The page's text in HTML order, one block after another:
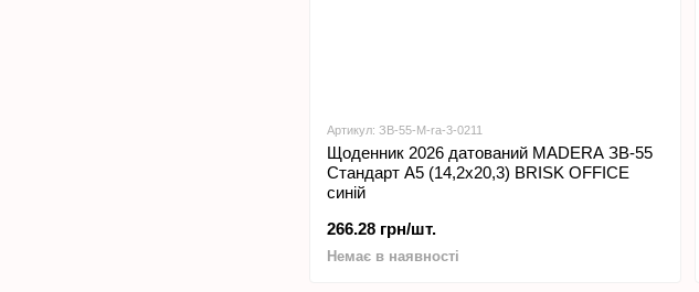
Артикул: ЗВ-55-M-ra-3-0211
Щоденник 2026 датований MADERA ЗВ-55
Стандарт А5 (14,2х20,3) BRISK OFFICE
синій
266.28 грн/шт.
Немає в наявності